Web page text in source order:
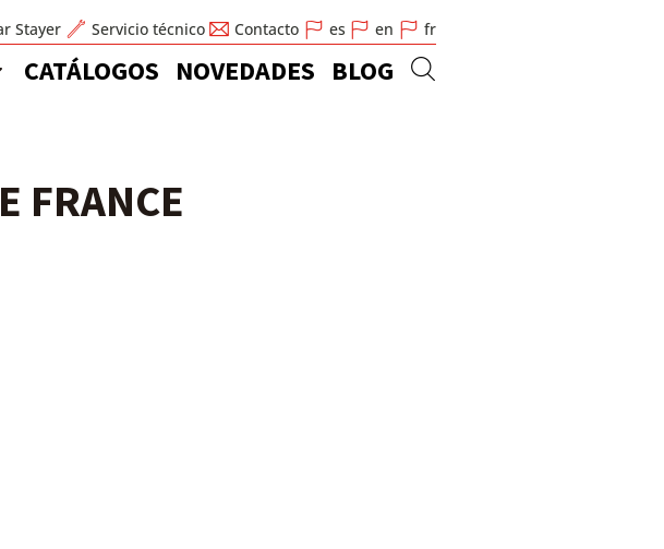
Stayer Servicio técnico Contacto es en fr
CATÁLOGOS NOVEDADES BLOG
FRANCE